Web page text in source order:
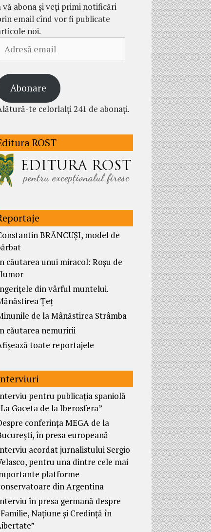
vă abona și veți primi notificări
email cînd vor fi publicate
noi.
email
Abonare
te celorlalți 241 de abonați.
ROST
BRÂNCUȘI, model de
căutarea unui miracol: Roșu de
din vârful muntelui.
Țeț
de la Mânăstirea Strâmba
căutarea nemuririi
toate reportajele
pentru publicația spaniolă
Gaceta de la Iberosfera”
conferința MEGA de la
în presa europeană
acordat jurnalistului Sergio
pentru una dintre cele mai
platforme
din Argentina
în presa germană despre
Națiune și Credință în